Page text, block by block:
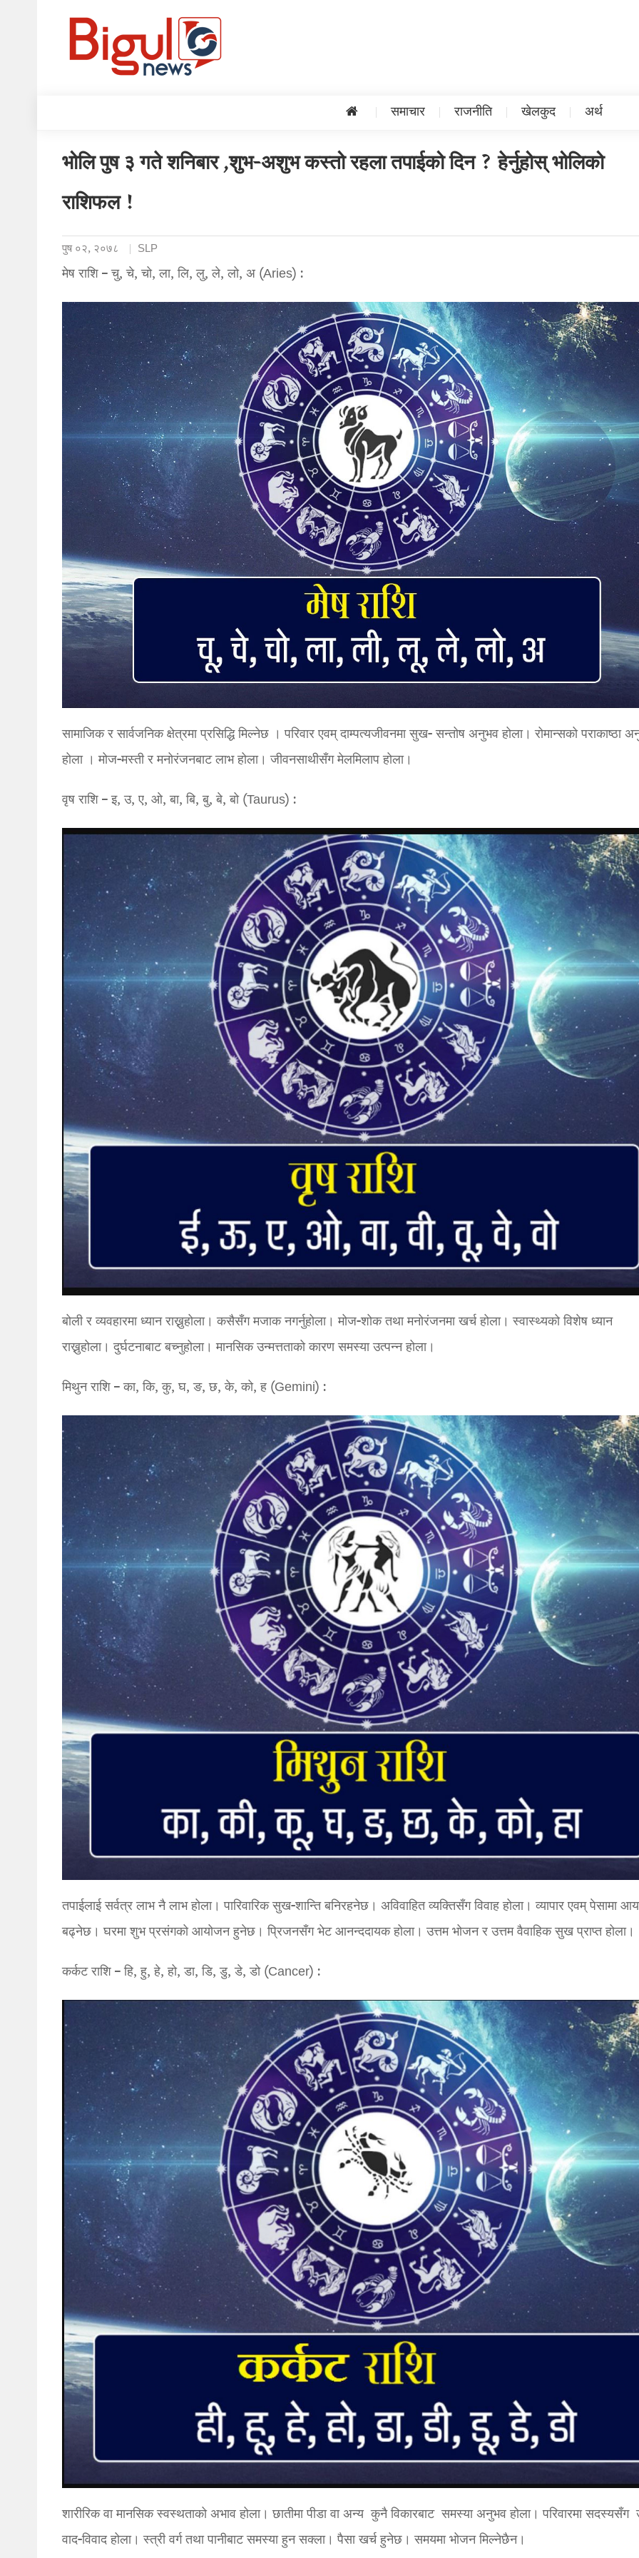
समाचार राजनीति खेलकुद अर्थ
भोलि पुष ३ गते शनिबार ,शुभ-अशुभ कस्तो रहला तपाईको दिन ? हेर्नुहोस् भोलिको
राशिफल !
पुष ०२, २०७८ SLP
मेष राशि – चु, चे, चो, ला, लि, लु, ले, लो, अ (Aries) :
सामाजिक र सार्वजनिक क्षेत्रमा प्रसिद्धि मिल्नेछ । परिवार एवम् दाम्पत्यजीवनमा सुख- सन्तोष अनुभव होला। रोमान्सको पराकाष्ठा
होला । मोज-मस्ती र मनोरंजनबाट लाभ होला। जीवनसाथीसँग मेलमिलाप होला।
वृष राशि – इ, उ, ए, ओ, बा, बि, बु, बे, बो (Taurus) :
बोली र व्यवहारमा ध्यान राख्नुहोला। कसैसँग मजाक नगर्नुहोला। मोज-शोक तथा मनोरंजनमा खर्च होला। स्वास्थ्यको विशेष ध्यान
राख्नुहोला। दुर्घटनाबाट बच्नुहोला। मानसिक उन्मत्तताको कारण समस्या उत्पन्न होला।
मिथुन राशि – का, कि, कु, घ, ङ, छ, के, को, ह (Gemini) :
तपाईलाई सर्वत्र लाभ नै लाभ होला। पारिवारिक सुख-शान्ति बनिरहनेछ। अविवाहित व्यक्तिसँग विवाह होला। व्यापार एवम् पेसामा आय
बढ्नेछ। घरमा शुभ प्रसंगको आयोजन हुनेछ। प्रिजनसँग भेट आनन्ददायक होला। उत्तम भोजन र उत्तम वैवाहिक सुख प्राप्त होला।
कर्कट राशि – हि, हु, हे, हो, डा, डि, डु, डे, डो (Cancer) :
शारीरिक वा मानसिक स्वस्थताको अभाव होला। छातीमा पीडा वा अन्य कुनै विकारबाट समस्या अनुभव होला। परिवारमा सदस्यसँग
वाद-विवाद होला। स्त्री वर्ग तथा पानीबाट समस्या हुन सक्ला। पैसा खर्च हुनेछ। समयमा भोजन मिल्नेछैन।